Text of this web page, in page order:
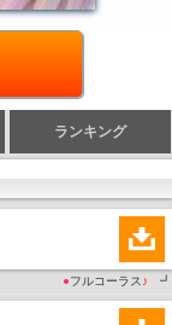
ランキング
●フルコーラス ♪ ┛